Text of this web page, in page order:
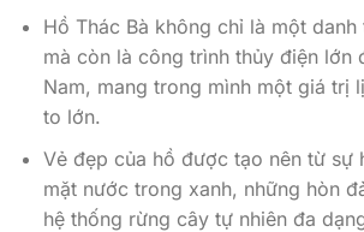
Hồ Thác Bà không chỉ là một danh
mà còn là công trình thủy điện lớn
Nam, mang trong mình một giá trị
to lớn.
Vẻ đẹp của hồ được tạo nên từ sự
mặt nước trong xanh, những hòn
hệ thống rừng cây tự nhiên đa